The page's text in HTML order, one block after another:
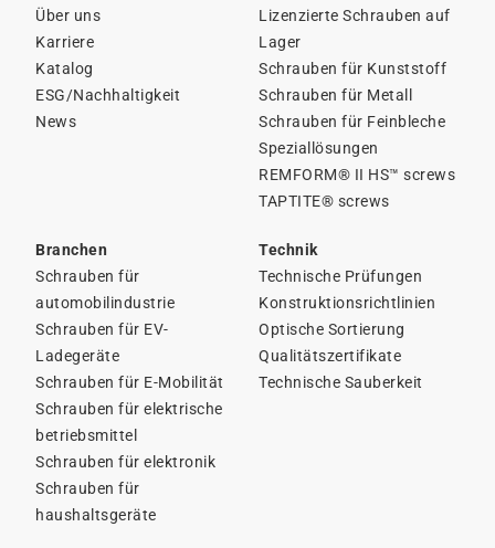
Über uns
Karriere
Katalog
ESG/Nachhaltigkeit
News
Lizenzierte Schrauben auf
Lager
Schrauben für Kunststoff
Schrauben für Metall
Schrauben für Feinbleche
Speziallösungen
REMFORM® II HS™ screws
TAPTITE® screws
Branchen
Schrauben für
automobilindustrie
Schrauben für EV-
Ladegeräte
Schrauben für E-Mobilität
Schrauben für elektrische
betriebsmittel
Schrauben für elektronik
Schrauben für
haushaltsgeräte
Technik
Technische Prüfungen
Konstruktionsrichtlinien
Optische Sortierung
Qualitätszertifikate
Technische Sauberkeit